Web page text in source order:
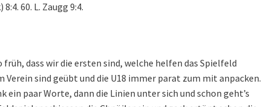
60. L. Zaugg 9:4.
dass wir die ersten sind, welche helfen das Spielfeld
sind geübt und die U18 immer parat zum mit anpacken.
paar Worte, dann die Linien unter sich und schon geht’s